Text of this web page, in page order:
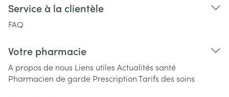
Service à la clientèle
FAQ
Votre pharmacie
A propos de nous Liens utiles Actualités santé
Pharmacien de garde PrescriptionTarifs des soins